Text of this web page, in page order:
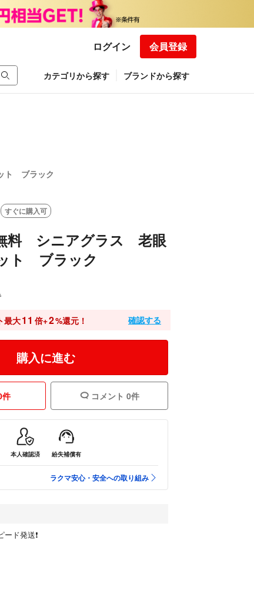
ログイン 会員登録
カテゴリから探す ブランドから探す
ト ブラック
すぐに購入可
料 シニアグラス 老眼
ト ブラック
最大11 倍+2%還元！ 確認する
購入に進む
件 コメント 0件
本人確認済 紛失補償有
ラクマ安心・安全への取り組み
ド発送❗️